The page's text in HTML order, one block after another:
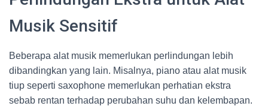
Musik Sensitif
Beberapa alat musik memerlukan perlindungan lebih
dibandingkan yang lain. Misalnya, piano atau alat musik
tiup seperti saxophone memerlukan perhatian ekstra
sebab rentan terhadap perubahan suhu dan kelembapan.